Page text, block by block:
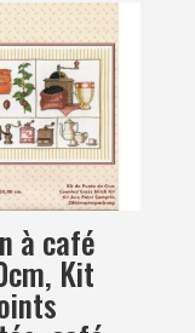
à café
Kit